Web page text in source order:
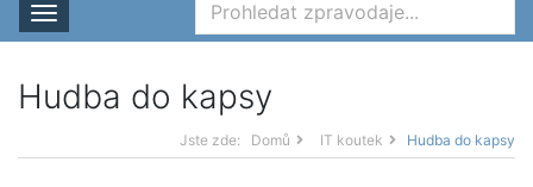
Rozbalit nabídku
Hudba do kapsy
Jste zde: Domů IT koutek Hudba do kapsy